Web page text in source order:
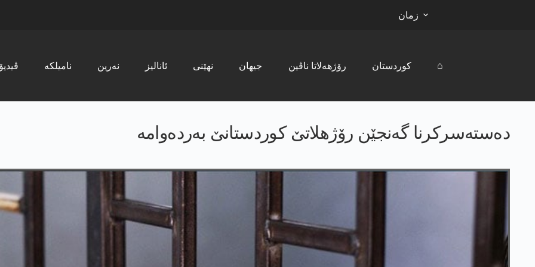
زمان
ڤیدیۆ نامیلکە نەرین ئانالیز نھێنی جیھان رۆژھەلاتا ناڤین کوردستان ⌂
دەستەسرکرنا گەنجێن رۆژهلاتێ کوردستانێ بەردەوامە